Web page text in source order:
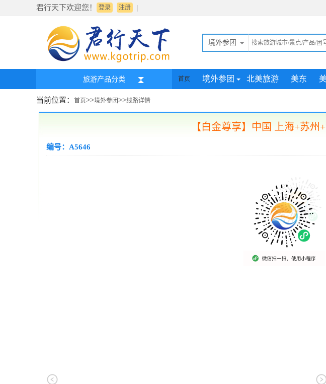
君行天下欢迎您！ 登录 |
注册
境外参团
旅游产品分类 首页 境外参团 北美旅游 美东
当前位置： 首页>>境外参团>>线路详情
【白金尊享】中国 上海+苏
编号：A5646